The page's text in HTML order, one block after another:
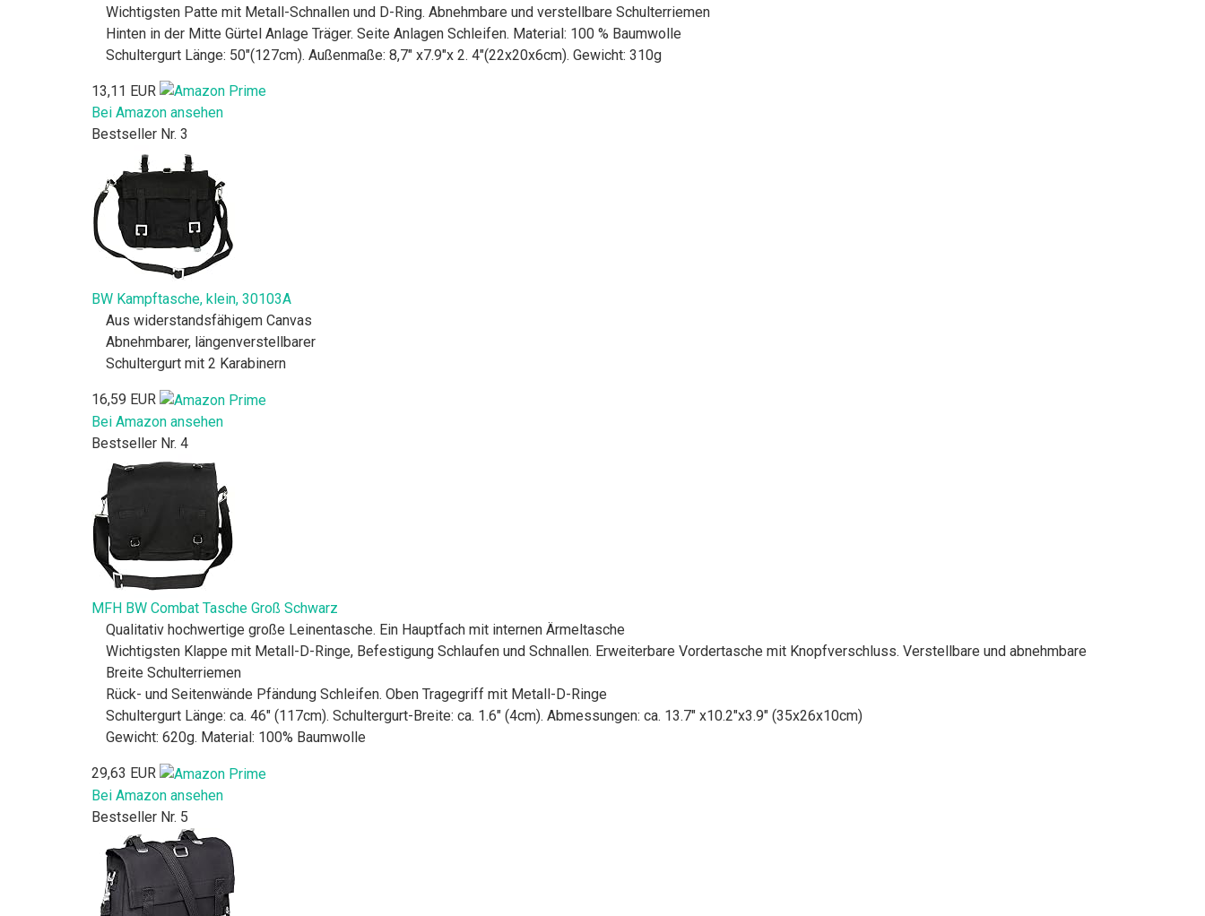
Wichtigsten Patte mit Metall-Schnallen und D-Ring. Abnehmbare und verstellbare Schulterriemen
Hinten in der Mitte Gürtel Anlage Träger. Seite Anlagen Schleifen. Material: 100 % Baumwolle
Schultergurt Länge: 50"(127cm). Außenmaße: 8,7" x7.9"x 2. 4"(22x20x6cm). Gewicht: 310g
13,11 EUR
Bei Amazon ansehen
Bestseller Nr. 3
BW Kampftasche, klein, 30103A
Aus widerstandsfähigem Canvas
Abnehmbarer, längenverstellbarer
Schultergurt mit 2 Karabinern
16,59 EUR
Bei Amazon ansehen
Bestseller Nr. 4
MFH BW Combat Tasche Groß Schwarz
Qualitativ hochwertige große Leinentasche. Ein Hauptfach mit internen Ärmeltasche
Wichtigsten Klappe mit Metall-D-Ringe, Befestigung Schlaufen und Schnallen. Erweiterbare Vordertasche mit Knopfverschluss. Verstellbare und abnehmbare
Breite Schulterriemen
Rück- und Seitenwände Pfändung Schleifen. Oben Tragegriff mit Metall-D-Ringe
Schultergurt Länge: ca. 46" (117cm). Schultergurt-Breite: ca. 1.6" (4cm). Abmessungen: ca. 13.7" x10.2"x3.9" (35x26x10cm)
Gewicht: 620g. Material: 100% Baumwolle
29,63 EUR
Bei Amazon ansehen
Bestseller Nr. 5